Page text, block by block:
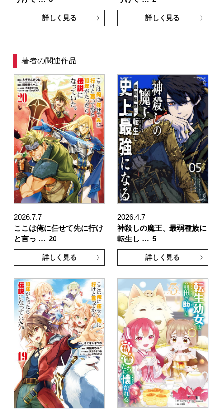
詳しく見る 詳しく見る
著者の関連作品
2026.7.7
ここは俺に任せて先に行け
と言っ … 20
詳しく見る
2026.4.7
神殺しの魔王、最弱種族に
転生し … 5
詳しく見る